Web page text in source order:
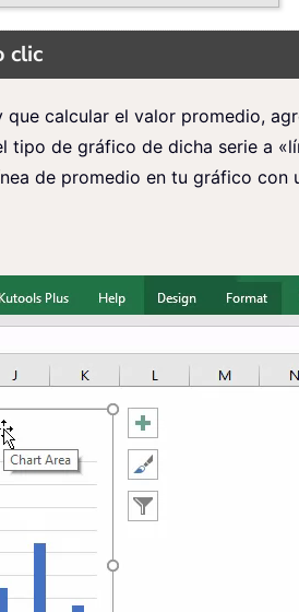
clic
calcular el valor promedio,
de gráfico de dicha serie a
de promedio en tu gráfico con